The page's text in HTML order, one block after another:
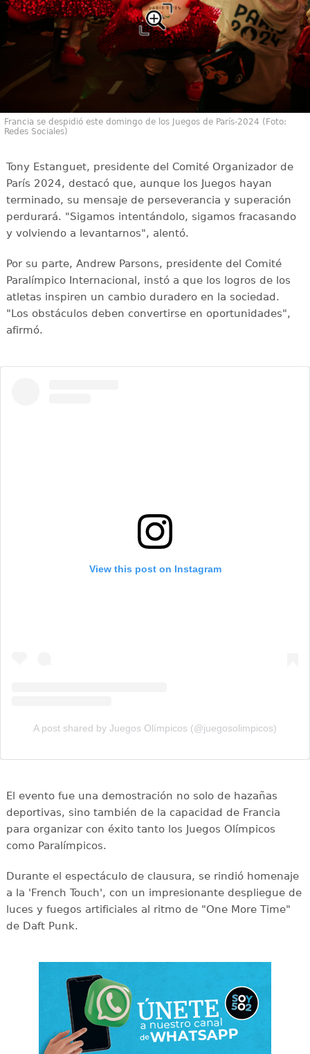
Francia se despidió este domingo de los Juegos de París-2024 (Foto:
Redes Sociales)
Tony Estanguet, presidente del Comité Organizador de
París 2024, destacó que, aunque los Juegos hayan
terminado, su mensaje de perseverancia y superación
perdurará. "Sigamos intentándolo, sigamos fracasando
y volviendo a levantarnos", alentó.
Por su parte, Andrew Parsons, presidente del Comité
Paralímpico Internacional, instó a que los logros de los
atletas inspiren un cambio duradero en la sociedad.
"Los obstáculos deben convertirse en oportunidades",
afirmó.
View this post on Instagram
A post shared by Juegos Olímpicos (@juegosolimpicos)
El evento fue una demostración no solo de hazañas
deportivas, sino también de la capacidad de Francia
para organizar con éxito tanto los Juegos Olímpicos
como Paralímpicos.
Durante el espectáculo de clausura, se rindió homenaje
a la 'French Touch', con un impresionante despliegue de
luces y fuegos artificiales al ritmo de "One More Time"
de Daft Punk.